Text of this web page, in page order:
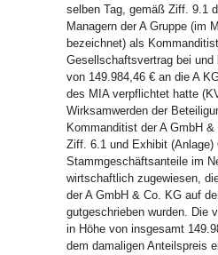
selben Tag, gemäß Ziff. 9.1
Managern der A Gruppe (im
bezeichnet) als
Gesellschaftsvertrag bei
von 149.984,46 € an die A
des MIA verpflichtet hatte
Wirksamwerden der
Kommanditist der A GmbH
Ziff. 6.1 und Exhibit
Stammgeschäftsanteile im
wirtschaftlich zugewiesen,
der A GmbH & Co. KG auf
gutgeschrieben wurden. Die
in Höhe von insgesamt
dem damaligen Anteilspreis